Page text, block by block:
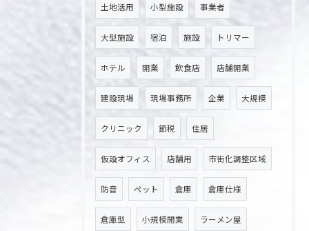
土地活用 小型施設 事業者
大型施設 宿泊 施設 トリマー
ホテル 開業 飲食店 店舗開業
建設現場 現場事務所 企業 大規模
クリニック 節税 住居
仮設オフィス 店舗用 市街化調整区域
防音 ペット 倉庫 倉庫仕様
倉庫型 小規模開業 ラーメン屋